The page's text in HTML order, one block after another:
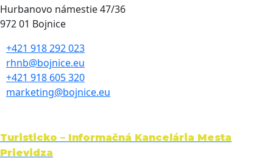
Hurbanovo námestie 47/36
972 01 Bojnice
+421 918 292 023
rhnb@bojnice.eu
+421 918 605 320
marketing@bojnice.eu
Turisticko – Informačná Kancelária Mesta
Prievidza